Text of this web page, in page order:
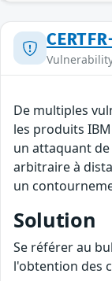
De multiples
les produits
un attaquant
arbitraire à
un
Solution
Se référer au
l'obtention des